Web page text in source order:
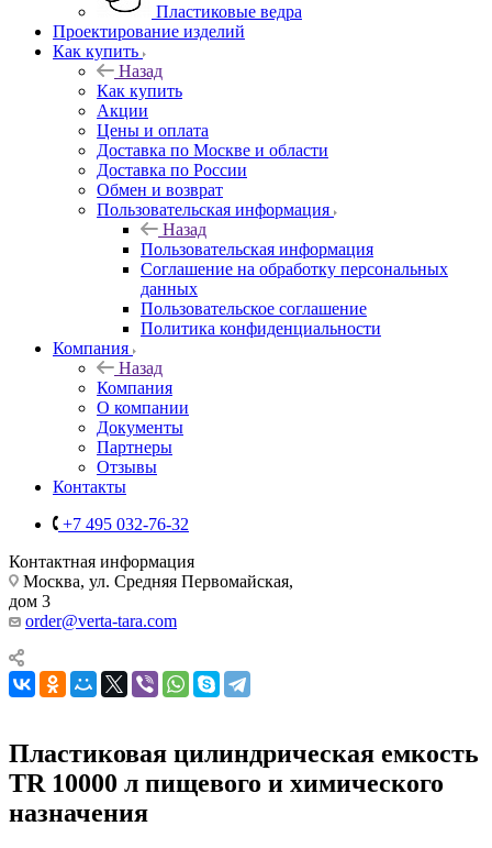
Пластиковые ведра
Проектирование изделий
Как купить
Назад
Как купить
Акции
Цены и оплата
Доставка по Москве и области
Доставка по России
Обмен и возврат
Пользовательская информация
Назад
Пользовательская информация
Соглашение на обработку персональных
данных
Пользовательское соглашение
Политика конфиденциальности
Компания
Назад
Компания
О компании
Документы
Партнеры
Отзывы
Контакты
+7 495 032-76-32
Контактная информация
Москва, ул. Средняя Первомайская,
дом 3
order@verta-tara.com
Пластиковая цилиндрическая емкость
TR 10000 л пищевого и химического
назначения